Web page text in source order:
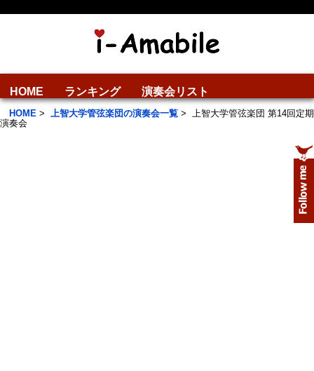
HOME ランキング 演奏会リスト
HOME > 上智大学管弦楽団の演奏会一覧 > 上智大学管弦楽団 第14回定期
演奏会